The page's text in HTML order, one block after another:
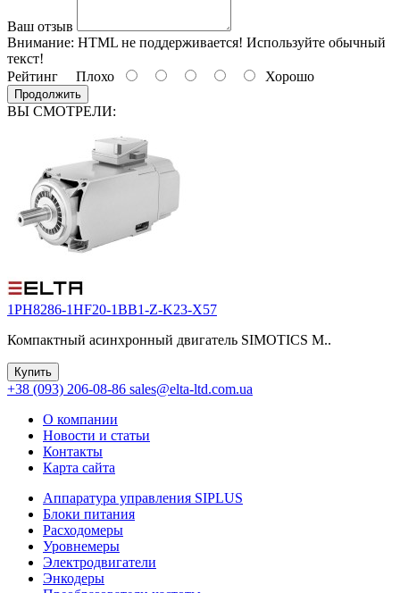
Ваш отзыв
Внимание: HTML не поддерживается! Используйте обычный
текст!
Рейтинг Плохо Хорошо
Продолжить
ВЫ СМОТРЕЛИ:
1PH8286-1HF20-1BB1-Z-K23-X57
Компактный асинхронный двигатель SIMOTICS M..
Купить
+38 (093) 206-08-86 sales@elta-ltd.com.ua
О компании
Новости и статьи
Контакты
Карта сайта
Аппаратура управления SIPLUS
Блоки питания
Расходомеры
Уровнемеры
Электродвигатели
Энкодеры